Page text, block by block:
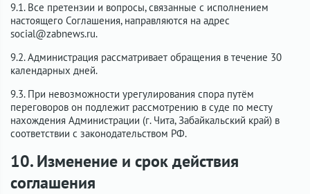
9.1. Все претензии и вопросы, связанные с исполнением
настоящего Соглашения, направляются на адрес
social@zabnews.ru.
9.2. Администрация рассматривает обращения в течение 30
календарных дней.
9.3. При невозможности урегулирования спора путём
переговоров он подлежит рассмотрению в суде по месту
нахождения Администрации (г. Чита, Забайкальский край) в
соответствии с законодательством РФ.
10. Изменение и срок действия
соглашения